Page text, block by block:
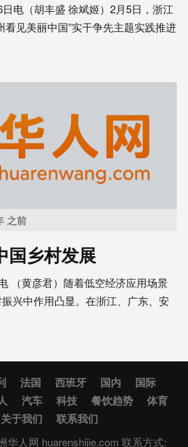
（胡丰盛 徐斌姬）2月5日，浙江
看见美丽中国”实干争先主题实践推进
之前
国乡村发展
黄彦君）随着低空经济应用场景
兴中作用凸显。在浙江、广东、安
法国 西班牙 国内
国际
汽车 科技 餐饮趋势
体育
关于我们 联系我们
华人网 huarenshijie.com 联系方式: